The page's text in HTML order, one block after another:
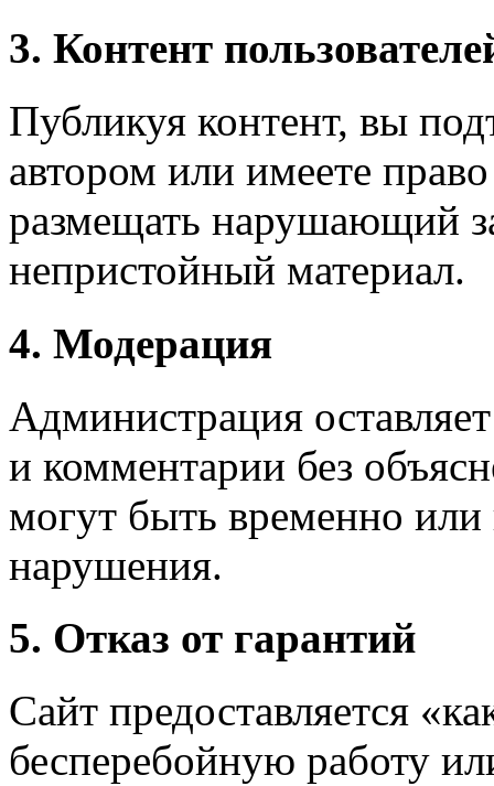
3. Контент
Публикуя контент, вы
автором или имеете
размещать нарушающий
непристойный материал.
4. Модерация
Администрация
и комментарии без
могут быть временно или
нарушения.
5. Отказ от гарантий
Сайт предоставляется
бесперебойную работу